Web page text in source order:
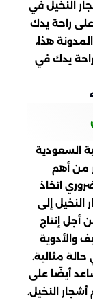
النخيل في
راحة يدك
هذا،
يدك في
السعودية
من أهم
اتخاذ
النخيل إلى
أجل إنتاج
والأدوية
حالة مثالية.
أيضًا على
النخيل.